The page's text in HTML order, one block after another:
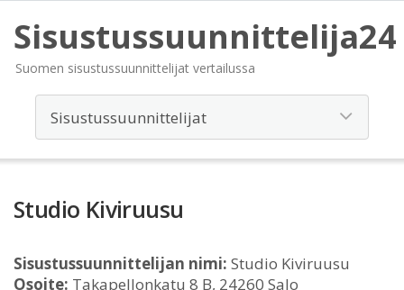
Sisustussuunnittelija24
Suomen sisustussuunnittelijat vertailussa
Studio Kiviruusu
Sisustussuunnittelijan nimi: Studio Kiviruusu
Osoite: Takapellonkatu 8 B, 24260 Salo